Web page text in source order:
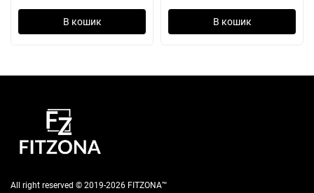
В кошик В кошик
All right reserved © 2019-2026 FITZONA™